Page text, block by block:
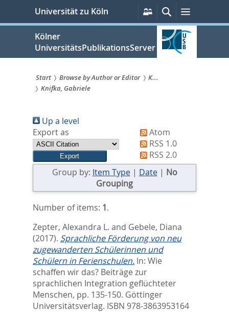
springen
Universität zu Köln
Persönliche
Services
SucheMenü
Kölner
UniversitätsPublikationsServer
Sie
sind
hier:
Start Browse by Author or Editor
K...
Knifka, Gabriele
Up a level
Export as
Atom
RSS 1.0
RSS 2.0
Group by: Item Type| Date| No
Grouping
Number of items: 1.
Zepter, Alexandra L. and Gebele, Diana
(2017). Sprachliche Förderung von neu
zugewanderten Schülerinnen und
Schülern in Ferienschulen. In: Wie
schaffen wir das? Beiträge zur
sprachlichen Integration geflüchteter
Menschen, pp. 135-150. Göttinger
Universitätsverlag. ISBN 978-3863953164